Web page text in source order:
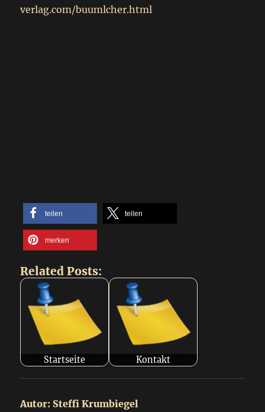
verlag.com/buumlcher.html
teilen teilen
merken
Related Posts:
Startseite Kontakt
Autor: Steffi Krumbiegel